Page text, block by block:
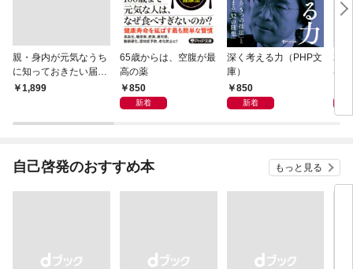
親・身内が元気なうち
に知っておきたい届
出・手続きの準備（き
￥1,899
65歳からは、空腹が最
高の薬
850
新着
深く考える力（PHP文
庫）
850
新着
20
界
自己啓発のおすすめ本 もっと見る